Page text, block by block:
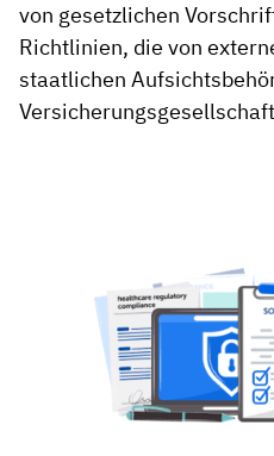
von gesetzlichen
Richtlinien, die von
staatlichen